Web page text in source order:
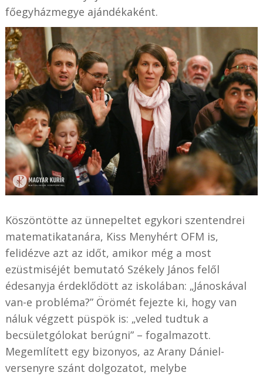
főegyházmegye ajándékaként.
Köszöntötte az ünnepeltet egykori szentendrei
matematikatanára, Kiss Menyhért OFM is,
felidézve azt az időt, amikor még a most
ezüstmiséjét bemutató Székely János felől
édesanyja érdeklődött az iskolában: „Jánoskával
van-e probléma?” Örömét fejezte ki, hogy van
náluk végzett püspök is: „veled tudtuk a
becsületgólokat berúgni” – fogalmazott.
Megemlített egy bizonyos, az Arany Dániel-
versenyre szánt dolgozatot, melybe